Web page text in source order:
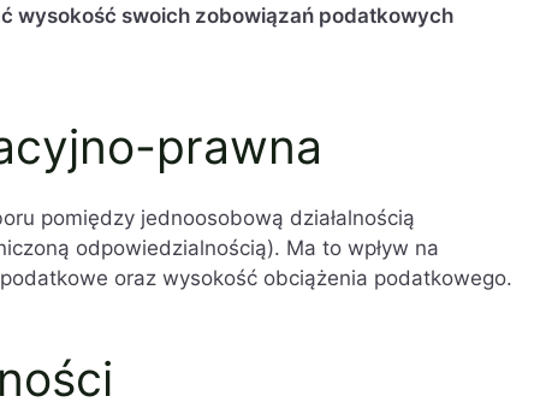
wysokość swoich zobowiązań podatkowych
prawna
pomiędzy jednoosobową działalnością
odpowiedzialnością). Ma to wpływ na
oraz wysokość obciążenia podatkowego.